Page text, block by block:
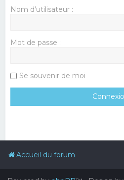
Nom d’utilisateur :
Mot de passe :
Se souvenir de moi
Accueil du forum